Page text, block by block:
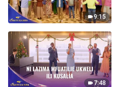
9:15
7:48